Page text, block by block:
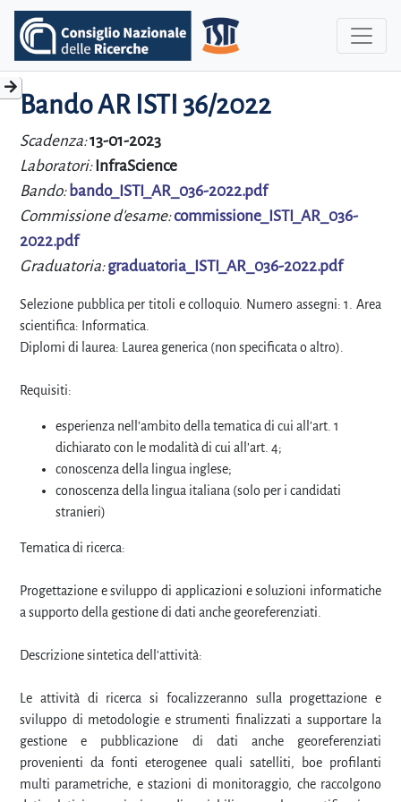
Bando AR ISTI 36/2022
Scadenza:13-01-2023
Laboratori: InfraScience
Bando: bando_ISTI_AR_036-2022.pdf
Commissione d'esame:commissione_ISTI_AR_036-
2022.pdf
Graduatoria:graduatoria_ISTI_AR_036-2022.pdf
Selezione pubblica per titoli e colloquio. Numero assegni: 1. Area
scientifica: Informatica.
Diplomi di laurea: Laurea generica (non specificata o altro).
Requisiti:
esperienza nell’ambito della tematica di cui all’art. 1
dichiarato con le modalità di cui all’art. 4;
conoscenza della lingua inglese;
conoscenza della lingua italiana (solo per i candidati
stranieri)
Tematica di ricerca:
Progettazione e sviluppo di applicazioni e soluzioni informatiche
a supporto della gestione di dati anche georeferenziati.
Descrizione sintetica dell'attività:
Le attività di ricerca si focalizzeranno sulla progettazione e
sviluppo di metodologie e strumenti finalizzati a supportare la
gestione e pubblicazione di dati anche georeferenziati
provenienti da fonti eterogenee quali satelliti, boe profilanti
multi parametriche, e stazioni di monitoraggio, che raccolgono